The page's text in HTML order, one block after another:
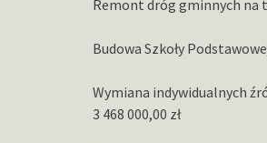
Remont dróg gminnych na
Budowa Szkoły
Wymiana indywidualnych
3 468 000,00 zł